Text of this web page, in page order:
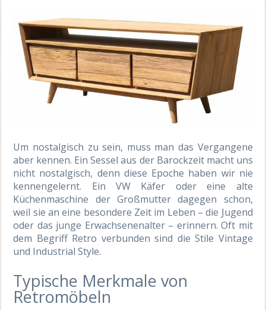
Um nostalgisch zu sein, muss man das Vergangene
aber kennen. Ein Sessel aus der Barockzeit macht uns
nicht nostalgisch, denn diese Epoche haben wir nie
kennengelernt. Ein VW Käfer oder eine alte
Küchenmaschine der Großmutter dagegen schon,
weil sie an eine besondere Zeit im Leben – die Jugend
oder das junge Erwachsenenalter – erinnern. Oft mit
dem Begriff Retro verbunden sind die Stile Vintage
und Industrial Style.
Typische Merkmale von
Retromöbeln